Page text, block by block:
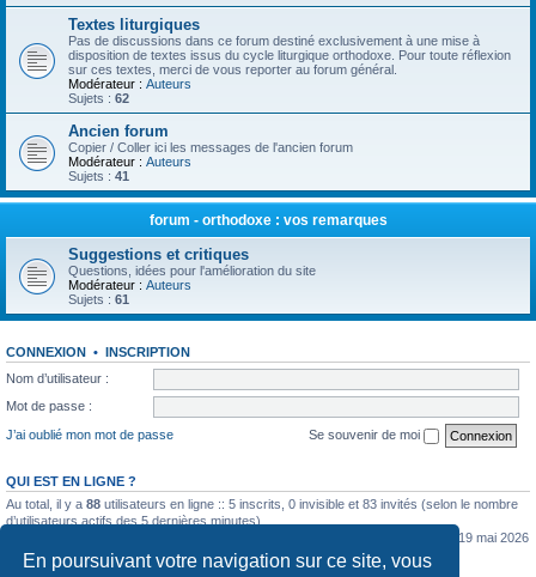
En poursuivant votre navigation sur ce site, vous
Textes liturgiques
Pas de discussions dans ce forum destiné exclusivement à une mise à
disposition de textes issus du cycle liturgique orthodoxe. Pour toute réflexion
sur ces textes, merci de vous reporter au forum général.
Modérateur : Auteurs
Sujets : 62
Ancien forum
Copier / Coller ici les messages de l'ancien forum
Modérateur : Auteurs
Sujets : 41
forum - orthodoxe : vos remarques
Suggestions et critiques
Questions, idées pour l'amélioration du site
Modérateur : Auteurs
Sujets : 61
CONNEXION • INSCRIPTION
Nom d’utilisateur :
Mot de passe :
J’ai oublié mon mot de passe
Se souvenir de moi
QUI EST EN LIGNE ?
Au total, il y a 88 utilisateurs en ligne :: 5 inscrits, 0 invisible et 83 invités (selon le nombre
d’utilisateurs actifs des 5 dernières minutes)
le mar. 19 mai 2026
0:07